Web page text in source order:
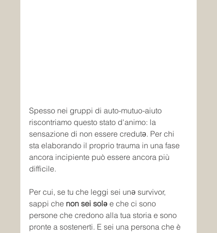
Spesso nei gruppi di auto-mutuo-aiuto
riscontriamo questo stato d'animo: la
sensazione di non essere credutǝ. Per chi
sta elaborando il proprio trauma in una fase
ancora incipiente può essere ancora più
difficile.
Per cui, se tu che leggi sei unǝ survivor,
sappi che non sei solǝ e che ci sono
persone che credono alla tua storia e sono
pronte a sostenerti. E sei una persona che è